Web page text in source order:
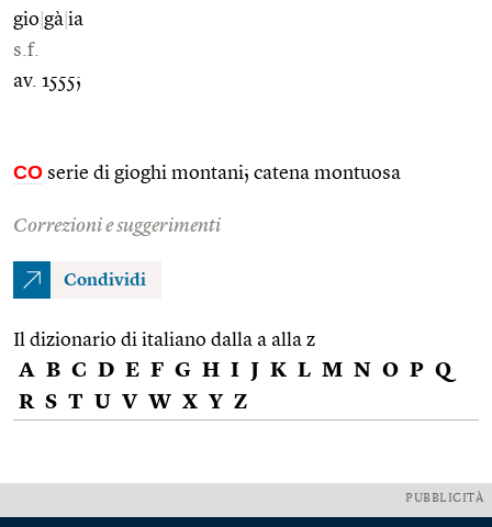
gio gà ia
s.f.
av. 1555;
CO serie di gioghi montani; catena montuosa
Correzioni e suggerimenti
Condividi
Il dizionario di italiano dalla a alla z
A B C D E F G H I J K L M N O P Q
R S T U V W X Y Z
PUBBLICITÀ